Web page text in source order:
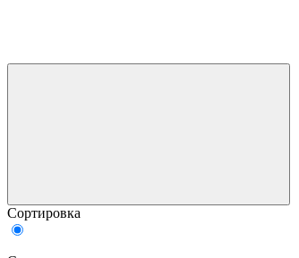
Сортировка